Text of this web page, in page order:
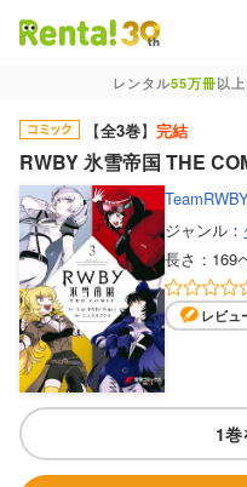
レンタル55万冊以
【全3巻】 完結
RWBY 氷雪帝国 THE
ジャンル：
長さ： 169
レビュ
1